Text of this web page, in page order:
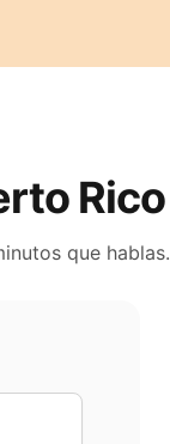
Rico
que hablas.